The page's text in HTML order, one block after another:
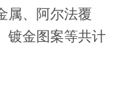
属、阿尔法覆
镀金图案等共计